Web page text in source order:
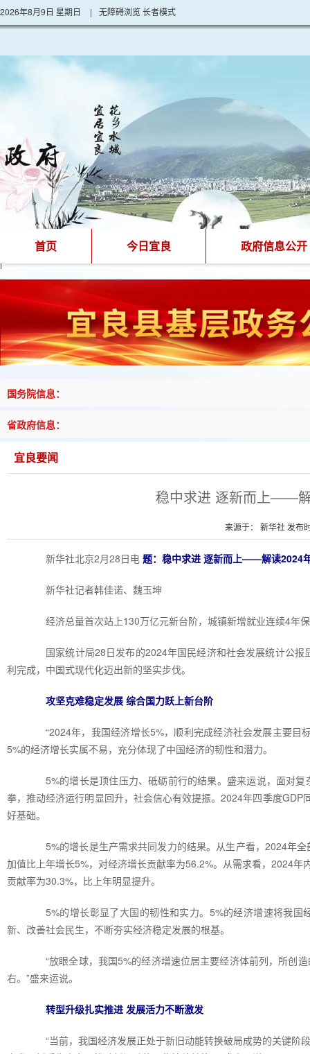
2026年8月9日 星期日 | 无障碍浏览长者模式
首页 今日宜良 政府信息公开
国务院信息：
省政府信息：
宜良要闻
稳中求进 逐新而上——
来源于： 新华社 发布
新华社北京2月28日电 题：稳中求进 逐新而上——解读2024
新华社记者韩佳诺、魏玉坤
经济总量首次站上130万亿元新台阶，城镇新增就业连续4年
国家统计局28日发布的2024年国民经济和社会发展统计公报
利完成，中国式现代化迈出新的坚实步伐。
攻坚克难稳定发展 综合国力跃上新台阶
“2024年，我国经济增长5%，顺利完成经济社会发展主要目
5%的经济增长实属不易，充分体现了中国经济的韧性和潜力。
5%的增长是顶住压力、砥砺前行的结果。盛来运说，面对复
拳，推动经济运行明显回升，社会信心有效提振。2024年四季度
好基础。
5%的增长是生产需求共同发力的结果。从生产看，2024年全
加值比上年增长5%，对经济增长贡献率为56.2%。从需求看，2024
贡献率为30.3%，比上年明显提升。
5%的增长彰显了大国的韧性和实力。5%的经济增速将我国
新、改善社会民生，不断夯实经济稳定发展的根基。
“放眼全球，我国5%的经济增速位居主要经济体前列，所创
右。”盛来运说。
转型升级扎实推进 发展活力不断激发
“当前，我国经济发展正处于新旧动能转换破局成势的关键阶